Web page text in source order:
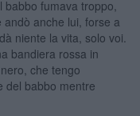
fumava troppo,
anche lui, forse a
niente la vita, solo voi.
bandiera rossa in
che tengo
del babbo mentre